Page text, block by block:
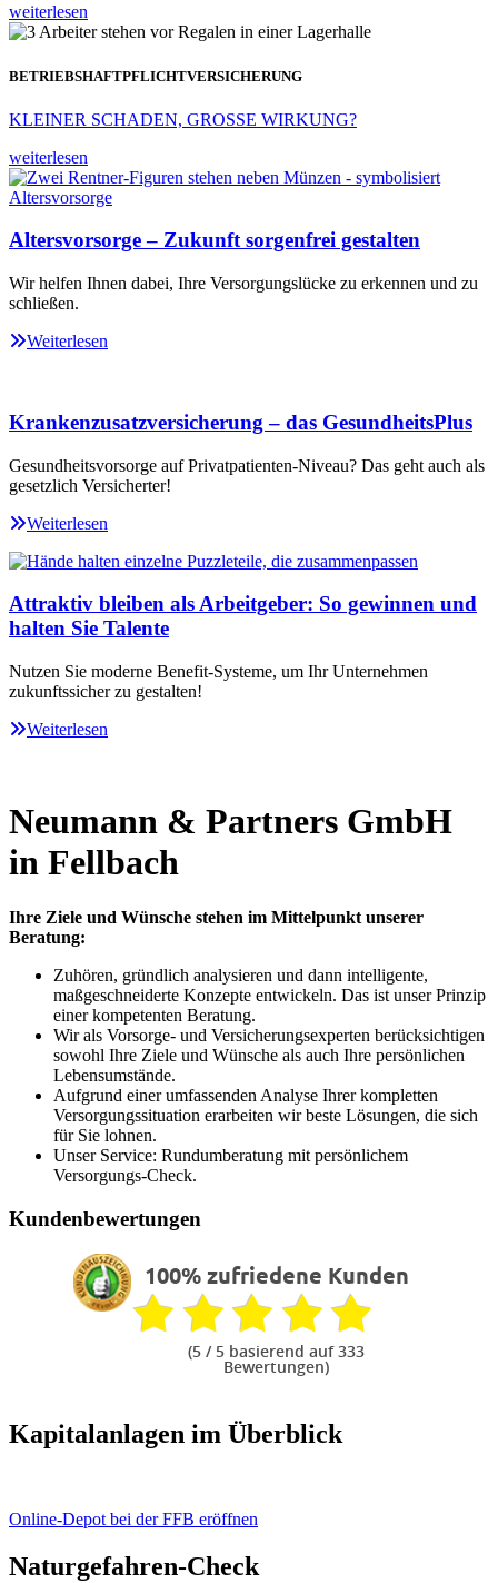
weiterlesen
BETRIEBSHAFTPFLICHTVERSICHERUNG
KLEINER SCHADEN, GROSSE WIRKUNG?
weiterlesen
Altersvorsorge – Zukunft sorgenfrei gestalten
Wir helfen Ihnen dabei, Ihre Versorgungslücke zu erkennen und zu
schließen.
Weiterlesen
Krankenzusatzversicherung – das GesundheitsPlus
Gesundheitsvorsorge auf Privatpatienten-Niveau? Das geht auch als
gesetzlich Versicherter!
Weiterlesen
Attraktiv bleiben als Arbeitgeber: So gewinnen und
halten Sie Talente
Nutzen Sie moderne Benefit-Systeme, um Ihr Unternehmen
zukunftssicher zu gestalten!
Weiterlesen
Neumann & Partners GmbH
in Fellbach
Ihre Ziele und Wünsche stehen im Mittelpunkt unserer
Beratung:
Zuhören, gründlich analysieren und dann intelligente,
maßgeschneiderte Konzepte entwickeln. Das ist unser Prinzip
einer kompetenten Beratung.
Wir als Vorsorge- und Versicherungsexperten berücksichtigen
sowohl Ihre Ziele und Wünsche als auch Ihre persönlichen
Lebensumstände.
Aufgrund einer umfassenden Analyse Ihrer kompletten
Versorgungssituation erarbeiten wir beste Lösungen, die sich
für Sie lohnen.
Unser Service: Rundumberatung mit persönlichem
Versorgungs-Check.
Kundenbewertungen
100% zufriedene Kunden
(5/ 5 basierend auf 333
Bewertungen)
Kapitalanlagen im Überblick
Online-Depot bei der FFB eröffnen
Naturgefahren-Check